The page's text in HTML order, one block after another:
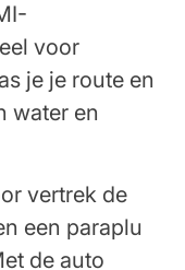
voor
je je route en
water en
vertrek de
een paraplu
de auto